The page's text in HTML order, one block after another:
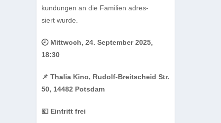
kun­dun­gen an die Fami­lien adres­
siert wurde.
🕗 Mitt­woch, 24. Sep­tem­ber 2025,
18:30
📌 Tha­lia Kino, Rudolf-Breit­scheid Str.
50, 14482 Potsdam
💶 Ein­tritt frei